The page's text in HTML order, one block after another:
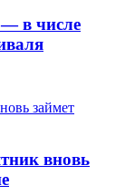
в числе
вновь